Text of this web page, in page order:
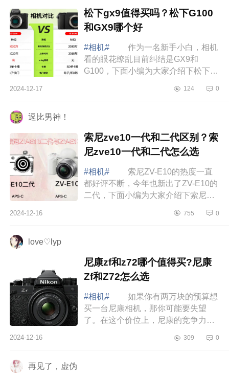
松下gx9值得买吗？松下G100
和GX9哪个好
#相机#
作为一名新手小白，相机
看的眼花缭乱目前纠结是GX9和
G100，下面小编为大家介绍下松下
好 松下gx9值得买吗 松下gx9
2024-12-17 124 0
逗比男神！
索尼zve10一代和二代区别？索
尼zve10一代和二代怎么选
#相机#
索尼ZV-E10的热度一直
都好评不断，今年也新出了ZV-E10的
二代，下面小编为大家介绍下索尼
代和二代怎么选 索尼zve10一代
2024-12-16 755 0
love♡lyp
尼康zf和z72哪个值得买?尼康
Zf和Z72怎么选
#相机#
如果你有两万块的预算想
买一台尼康相机，那你可能要失望
了。在这个价位上，尼康的竞争力并
荐的。下面小编为大家介绍下尼康zf
2024-12-16 309 0
再见了，虚伪